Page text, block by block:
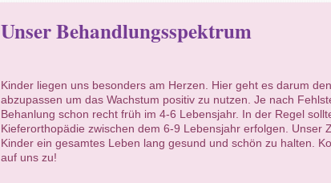
Unser Behandlungsspektrum
Kinder liegen uns besonders am Herzen. Hier geht es darum
abzupassen um das Wachstum positiv zu nutzen. Je nach
Behanlung schon recht früh im 4-6 Lebensjahr. In der Regel
Kieferorthopädie zwischen dem 6-9 Lebensjahr erfolgen. Unser
Kinder ein gesamtes Leben lang gesund und schön zu halten.
auf uns zu!